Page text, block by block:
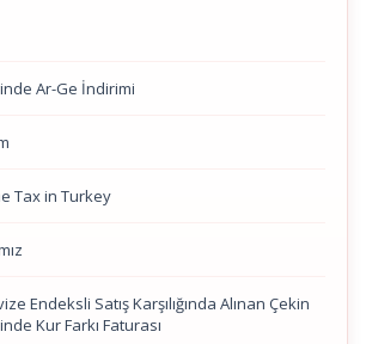
Ar-Ge İndirimi
Tax in Turkey
Endeksli Satış Karşılığında Alınan Çekin
Kur Farkı Faturası